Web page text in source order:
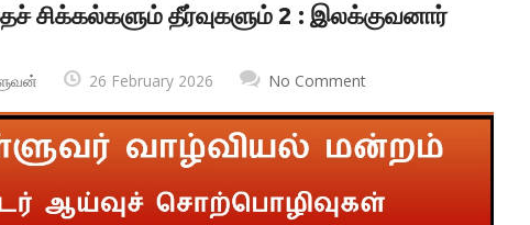
தீர்வுகளும் 2 : இலக்குவனார்
26 February 2026 No Comment